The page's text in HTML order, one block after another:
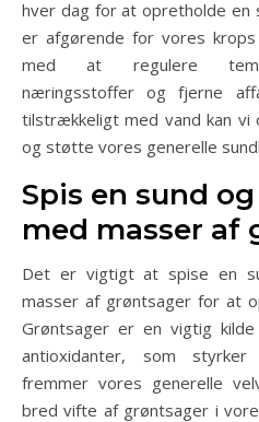
hver dag for at opretholde en
er afgørende for vores
med at regulere
næringsstoffer og fjerne
tilstrækkeligt med vand kan vi
og støtte vores generelle
Spis en sund
med masser af
Det er vigtigt at spise en
masser af grøntsager for at
Grøntsager er en vigtig
antioxidanter, som
fremmer vores generelle
bred vifte af grøntsager i